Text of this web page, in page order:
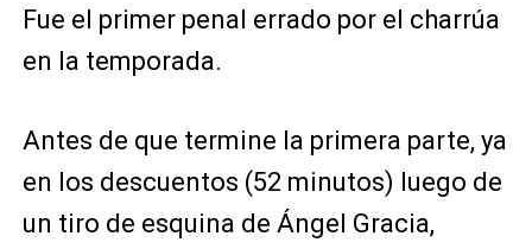
Fue el primer penal errado por el charrúa
en la temporada.
Antes de que termine la primera parte, ya
en los descuentos (52 minutos) luego de
un tiro de esquina de Ángel Gracia,